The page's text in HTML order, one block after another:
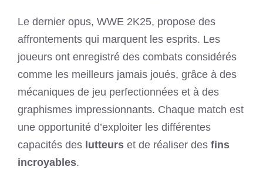
Le dernier opus, WWE 2K25, propose des
affrontements qui marquent les esprits. Les
joueurs ont enregistré des combats considérés
comme les meilleurs jamais joués, grâce à des
mécaniques de jeu perfectionnées et à des
graphismes impressionnants. Chaque match est
une opportunité d’exploiter les différentes
capacités des lutteurs et de réaliser des fins
incroyables.